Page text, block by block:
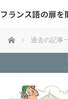
フランス語の扉
ホーム 過去の記事